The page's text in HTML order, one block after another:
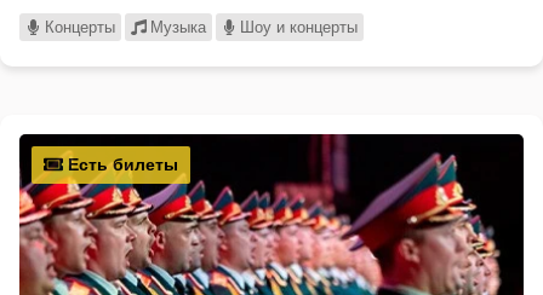
Концерты Музыка Шоу и концерты
Есть билеты